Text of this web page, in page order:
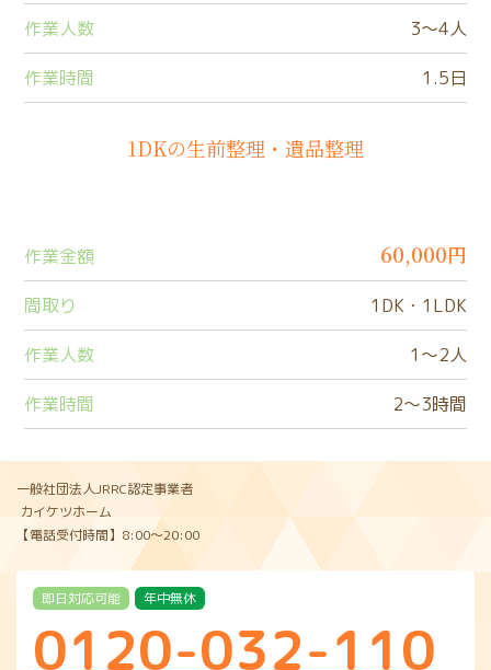
作業人数 3〜4人
作業時間 1.5日
1DKの生前整理・遺品整理
作業金額 60,000円
間取り 1DK・1LDK
作業人数 1〜2人
作業時間 2〜3時間
一般社団法人JRRC認定事業者
カイケツホーム
【電話受付時間】8:00〜20:00
即日対応可能 年中無休
0120-032-110